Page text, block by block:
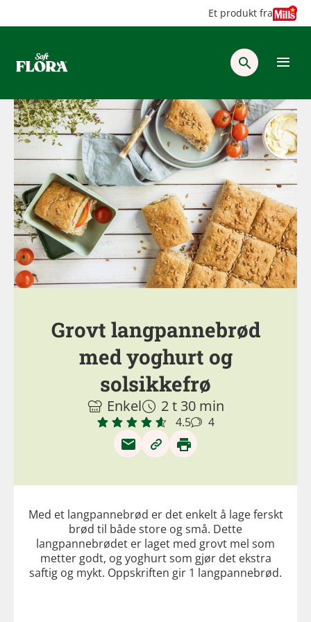
Et produkt fra
Grovt langpannebrød
med yoghurt og
solsikkefrø
Enkel 2 t 30 min
4.5 4
Med et langpannebrød er det enkelt å lage ferskt
brød til både store og små. Dette
langpannebrødet er laget med grovt mel som
metter godt, og yoghurt som gjør det ekstra
saftig og mykt. Oppskriften gir 1 langpannebrød.